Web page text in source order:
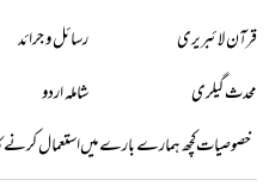
قرآن لائبریری
رسائل و جرائد
محدث گیلری
شاملہ اردو
خصوصیاتکچھ ہمارے بارے میںاستعمال کرنے